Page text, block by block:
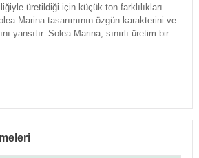
üretildiği için küçük ton farklılıkları
Marina tasarımının özgün karakterini ve
yansıtır. Solea Marina, sınırlı üretim bir